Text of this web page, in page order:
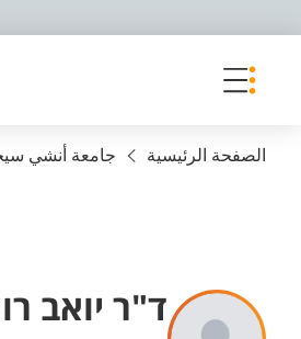
الصفحة الرئيسية جامعة أنشي
ד"ר יואב